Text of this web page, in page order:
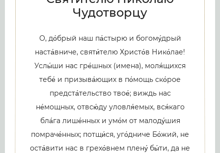
Чудотворцу
О, до́брый наш па́стырю и богому́дрый
наста́вниче, святи́телю Христо́в Нико́лае!
Услы́ши нас гре́шных (имена), моля́щихся
тебе́ и призыва́ющих в по́мощь ско́рое
предста́тельство твое́; виждь нас
не́мощных, отвсю́ду уловля́емых, вся́каго
бла́га лише́нных и умо́м от малоду́шия
помраче́нных; потщи́ся, уго́дниче Бо́жий, не
оста́вити нас в грехо́внем плену́ бы́ти, да не